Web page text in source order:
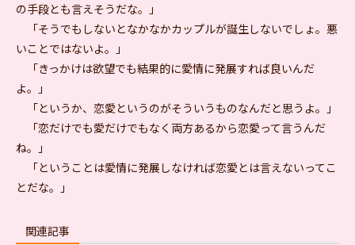
の手段とも言えそうだな。」
「そうでもしないとなかなかカップルが誕生しないでしょ。悪
いことではないよ。」
「きっかけは欲望でも結果的に愛情に発展すれば良いんだ
よ。」
「というか、恋愛というのがそういうものなんだと思うよ。」
「恋だけでも愛だけでもなく両方あるから恋愛って言うんだ
ね。」
「ということは愛情に発展しなければ恋愛とは言えないってこ
とだな。」
関連記事